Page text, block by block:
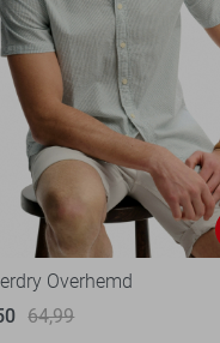
Overhemd
64,99